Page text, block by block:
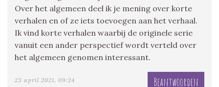
Over het algemeen deel ik je mening over korte
verhalen en of ze iets toevoegen aan het verhaal.
Ik vind korte verhalen waarbij de originele serie
vanuit een ander perspectief wordt verteld over
het algemeen genomen interessant.
23 april 2021, 09:24 Beantwoorden